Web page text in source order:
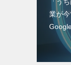
業が